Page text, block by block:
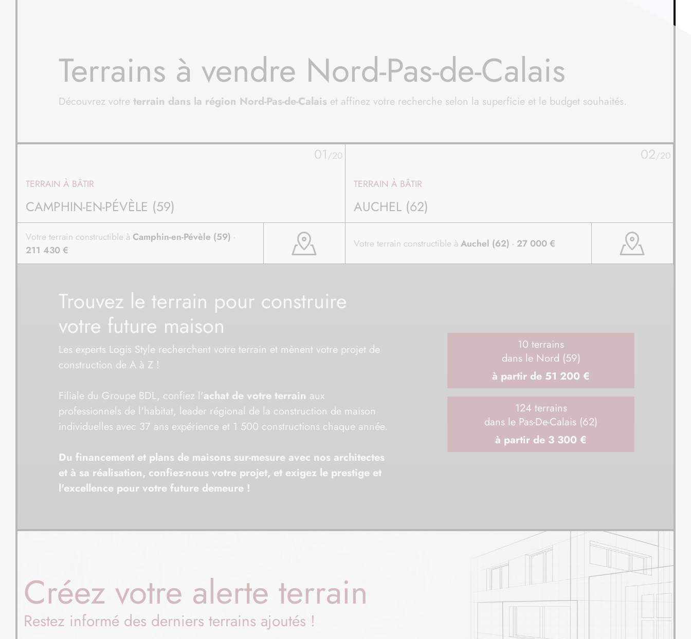
Terrains à vendre Nord-Pas-de-Calais
Découvrez votre terrain dans la région Nord-Pas-de-Calais et affinez votre recherche selon la superficie et le budget souhaités.
02/20
TERRAIN À BÂTIR
AUCHEL (62)
Votre terrain constructible à Auchel (62) - 27 000 €
03/20
TERRAIN À BÂTIR
SAINT-JOSSE (62)
Votre terrain constructible à Saint-Josse (62)-110 000 €
Trouvez le terrain pour construire
votre future maison
Les experts Logis Style recherchent votre terrain et mènent votre projet de
construction de A à Z !
Filiale du Groupe BDL, confiez l'achat de votre terrain aux
professionnels de l'habitat, leader régional de la construction de maison
individuelles avec 37 ans expérience et 1 500 constructions chaque année.
Du financement et plans de maisons sur-mesure avec nos architectes
et à sa réalisation, confiez-nous votre projet, et exigez le prestige et
l'excellence pour votre future demeure !
10 terrains
dans le Nord (59)
à partir de 51 200 €
124 terrains
dans le Pas-De-Calais (62)
à partir de 3 300 €
Créez votre alerte terrain
Restez informé des derniers terrains ajoutés !